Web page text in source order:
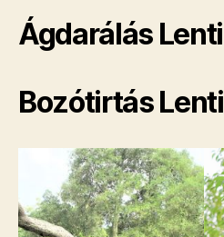
Ágdarálás Lenti
Bozótirtás Lenti